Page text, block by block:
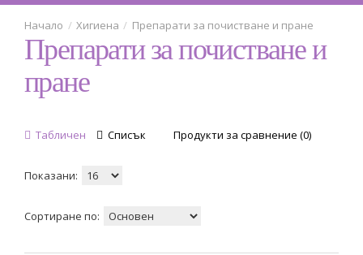
26
Frosch
Mommy Care
Хигиена Препарати за почистване и пране
Препарати за почистване и
пране
Табличен Списък Продукти за сравнение (0)
Показани:
Сортиране по: